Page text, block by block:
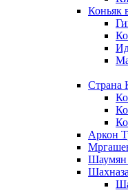
Коньяк
Страна
Аркон